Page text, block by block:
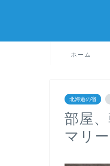
ホーム
北海道の宿
部屋
マリ